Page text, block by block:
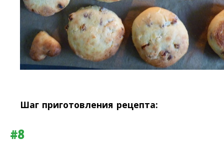
Шаг приготовления рецепта:
#8